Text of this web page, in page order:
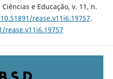
e Educação, v. 11, n.
rease.v11i6.19757.